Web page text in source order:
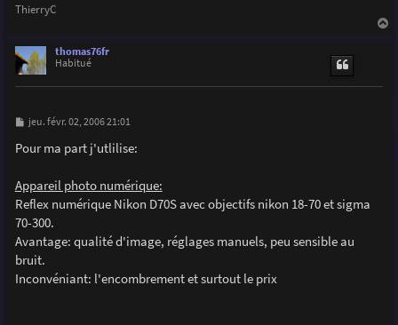
ThierryC
thomas76fr
Habitué
M
s
s
e
jeu. févr. 02, 2006 21:01
Pour ma part j'utlilise:
Appareil photo numérique:
Reflex numérique Nikon D70S avec objectifs nikon 18-70 et sigma
70-300.
Avantage: qualité d'image, réglages manuels, peu sensible au
bruit.
Inconvéniant: l'encombrement et surtout le prix